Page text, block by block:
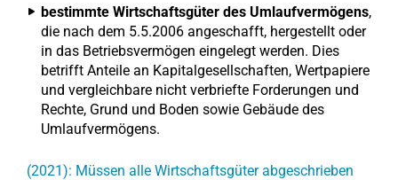
bestimmte Wirtschaftsgüter des Umlaufvermögens,
die nach dem 5.5.2006 angeschafft, hergestellt oder
in das Betriebsvermögen eingelegt werden. Dies
betrifft Anteile an Kapitalgesellschaften, Wertpapiere
und vergleichbare nicht verbriefte Forderungen und
Rechte, Grund und Boden sowie Gebäude des
Umlaufvermögens.
(2021): Müssen alle Wirtschaftsgüter abgeschrieben